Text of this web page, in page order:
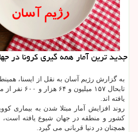
جدید ترین آمار همه گیری كرونا در
به گزارش رژیم آسان به نقل از ایسنا،
یافته اند.
کشور و منطقه در جهان شیوع یافته است،
همچنان در دنیا قربانی می گیرد.